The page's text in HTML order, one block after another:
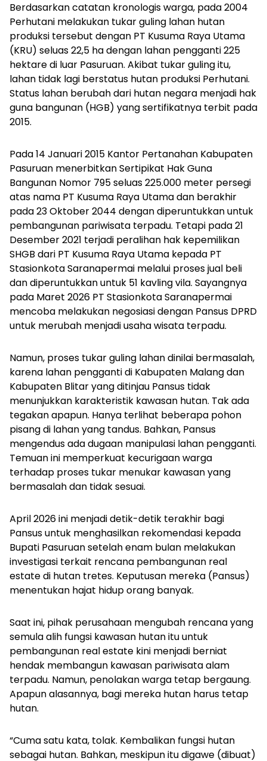
Berdasarkan catatan kronologis warga, pada 2004
Perhutani melakukan tukar guling lahan hutan
produksi tersebut dengan PT Kusuma Raya Utama
(KRU) seluas 22,5 ha dengan lahan pengganti 225
hektare di luar Pasuruan. Akibat tukar guling itu,
lahan tidak lagi berstatus hutan produksi Perhutani.
Status lahan berubah dari hutan negara menjadi hak
guna bangunan (HGB) yang sertifikatnya terbit pada
2015.
Pada 14 Januari 2015 Kantor Pertanahan Kabupaten
Pasuruan menerbitkan Sertipikat Hak Guna
Bangunan Nomor 795 seluas 225.000 meter persegi
atas nama PT Kusuma Raya Utama dan berakhir
pada 23 Oktober 2044 dengan diperuntukkan untuk
pembangunan pariwisata terpadu. Tetapi pada 21
Desember 2021 terjadi peralihan hak kepemilikan
SHGB dari PT Kusuma Raya Utama kepada PT
Stasionkota Saranapermai melalui proses jual beli
dan diperuntukkan untuk 51 kavling vila. Sayangnya
pada Maret 2026 PT Stasionkota Saranapermai
mencoba melakukan negosiasi dengan Pansus DPRD
untuk merubah menjadi usaha wisata terpadu.
Namun, proses tukar guling lahan dinilai bermasalah,
karena lahan pengganti di Kabupaten Malang dan
Kabupaten Blitar yang ditinjau Pansus tidak
menunjukkan karakteristik kawasan hutan. Tak ada
tegakan apapun. Hanya terlihat beberapa pohon
pisang di lahan yang tandus. Bahkan, Pansus
mengendus ada dugaan manipulasi lahan pengganti.
Temuan ini memperkuat kecurigaan warga
terhadap proses tukar menukar kawasan yang
bermasalah dan tidak sesuai.
April 2026 ini menjadi detik-detik terakhir bagi
Pansus untuk menghasilkan rekomendasi kepada
Bupati Pasuruan setelah enam bulan melakukan
investigasi terkait rencana pembangunan real
estate di hutan tretes. Keputusan mereka (Pansus)
menentukan hajat hidup orang banyak.
Saat ini, pihak perusahaan mengubah rencana yang
semula alih fungsi kawasan hutan itu untuk
pembangunan real estate kini menjadi berniat
hendak membangun kawasan pariwisata alam
terpadu. Namun, penolakan warga tetap bergaung.
Apapun alasannya, bagi mereka hutan harus tetap
hutan.
“Cuma satu kata, tolak. Kembalikan fungsi hutan
sebagai hutan. Bahkan, meskipun itudigawe (dibuat)